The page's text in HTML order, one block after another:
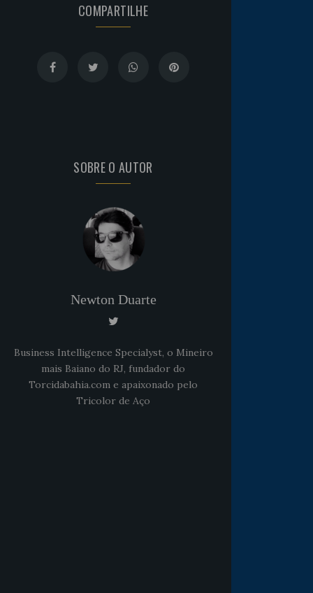
COMPARTILHE
SOBRE O AUTOR
Newton Duarte
Business Intelligence Specialyst, o Mineiro
mais Baiano do RJ, fundador do
Torcidabahia.com e apaixonado pelo
Tricolor de Aço